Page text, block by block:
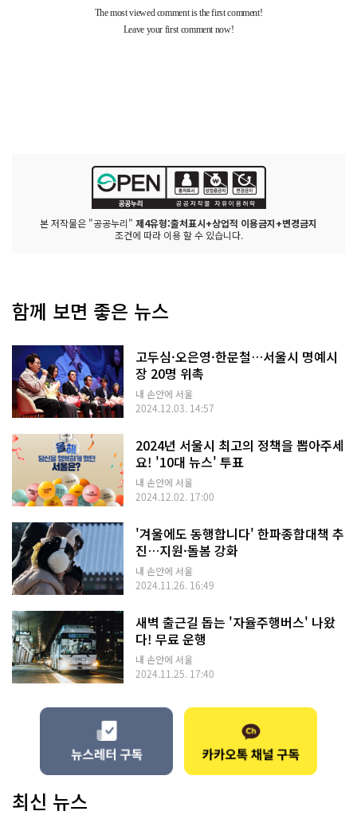
본 저작물은 "공공누리" 제4유형:출처표시+상업적 이용금지+변경금지
조건에 따라 이용 할 수 있습니다.
함께 보면 좋은 뉴스
고두심·오은영·한문철…서울시 명예시
장 20명 위촉
내 손안에 서울
2024.12.03. 14:57
2024년 서울시 최고의 정책을 뽑아주세
요! '10대 뉴스' 투표
내 손안에 서울
2024.12.02. 17:00
'겨울에도 동행합니다' 한파종합대책 추
진…지원·돌봄 강화
내 손안에 서울
2024.11.26. 16:49
새벽 출근길 돕는 '자율주행버스' 나왔
다! 무료 운행
내 손안에 서울
2024.11.25. 17:40
최신 뉴스